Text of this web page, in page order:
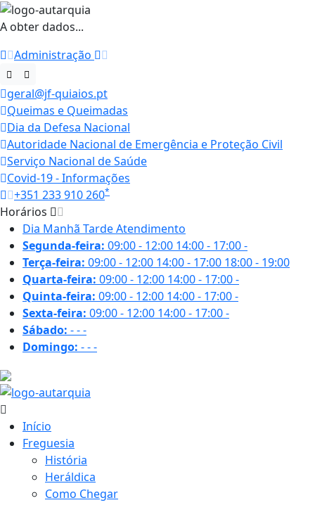
A obter dados...
Administração
geral@jf-quiaios.pt
Queimas e Queimadas
Dia da Defesa Nacional
Autoridade Nacional de Emergência e Proteção Civil
Serviço Nacional de Saúde
Covid-19 - Informações
+351 233 910 260*
Horários
Dia Manhã TardeAtendimento
Segunda-feira: 09:00 - 12:00 14:00 - 17:00-
Terça-feira: 09:00 - 12:00 14:00 - 17:00 18:00 - 19:00
Quarta-feira: 09:00 - 12:00 14:00 - 17:00-
Quinta-feira: 09:00 - 12:00 14:00 - 17:00-
Sexta-feira: 09:00 - 12:00 14:00 - 17:00-
Sábado: ---
Domingo: ---
Início
Freguesia
História
Heráldica
Como Chegar